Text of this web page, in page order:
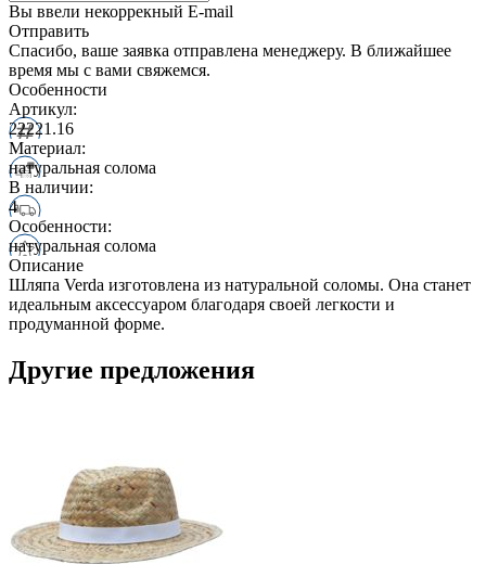
Вы ввели некоррекный E-mail
Отправить
Спасибо, ваше заявка отправлена менеджеру. В ближайшее
время мы с вами свяжемся.
Особенности
Артикул:
22221.16
Материал:
натуральная солома
В наличии:
4
Особенности:
натуральная солома
Описание
Шляпа Verda изготовлена из натуральной соломы. Она станет
идеальным аксессуаром благодаря своей легкости и
продуманной форме.
Другие предложения